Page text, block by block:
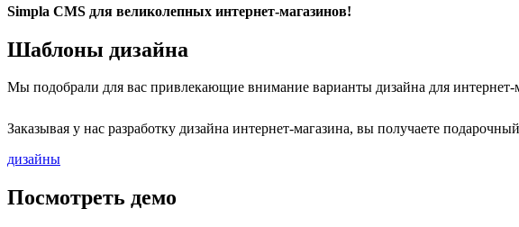
Simpla CMS для великолепных интернет-магазинов!
Шаблоны дизайна
Мы подобрали для вас привлекающие внимание варианты дизайна для интернет-
Заказывая у нас разработку дизайна интернет-магазина, вы получаете
дизайны
Посмотреть демо